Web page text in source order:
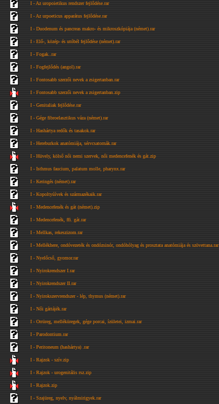
I - Az uropoietikus rendszer fejlődése.rar
I - Az urpoeticus apparátus fejlődése.rar
I - Duodenum és pancreas makro- és mikroszkópiája (német).rar
I - Elő-, közép- és utóbél fejlődése (német).rar
I - Fogak..rar
I - Fogfejlődés (angol).rar
I - Fontosabb szerzői nevek a zsigertanban.rar
I - Fontosabb szerzői nevek a zsigertanban.zip
I - Genitaliak fejlődése.rar
I - Gége fibroelasztikus váza (német).rar
I - Hashártya redők és tasakok.rar
I - Hereburkok anatómiája, sérvcsatornák.rar
I - Hüvely, kölső női nemi szervek, női medencefenék és gát.zip
I - Isthmus faucium, palatum molle, pharynx.rar
I - Keringés (német).rar
I - Kopoltyúívek és származékaik.rar
I - Medencefenék és gát (német).zip
I - Medencefenék, ffi. gát.rar
I - Mellkas, rekeszizom.rar
I - Mellékhere, ondóvezeték és ondózsinór, ondóhólyag és prosztata anatómiája és szövettana.rar
I - Nyelőcső, gyomor.rar
I - Nyirokrendszer I.rar
I - Nyirokrendszer II.rar
I - Nyirokszervrendszer - lép, thymus (német).rar
I - Női gáttájék.rar
I - Orrüreg, melléküregek, gége porcai, ízületei, izmai.rar
I - Parodontium.rar
I - Peritoneum (hashártya) .rar
I - Rajzok - szív.zip
I - Rajzok - urogenitális rsz.zip
I - Rajzok.zip
I - Szajüreg, nyelv, nyálmirigyek.rar